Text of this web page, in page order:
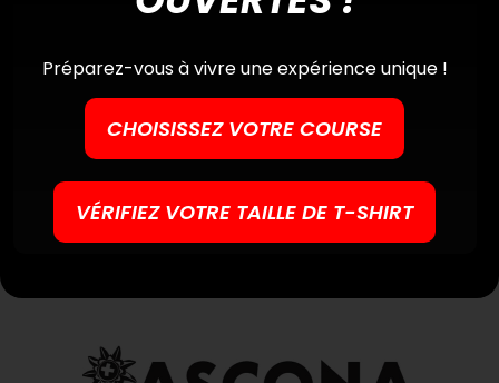
Préparez-vous à vivre une expérience unique !
CHOISISSEZ VOTRE COURSE
VÉRIFIEZ VOTRE TAILLE DE T-SHIRT